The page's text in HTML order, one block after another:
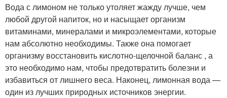
Вода с лимоном не только утоляет жажду лучше, чем
любой другой напиток, но и насыщает организм
витаминами, минералами и микроэлементами, которые
нам абсолютно необходимы. Также она помогает
организму восстановить кислотно-щелочной баланс , а
это необходимо нам, чтобы предотвратить болезни и
избавиться от лишнего веса. Наконец, лимонная вода —
один из лучших природных источников энергии.